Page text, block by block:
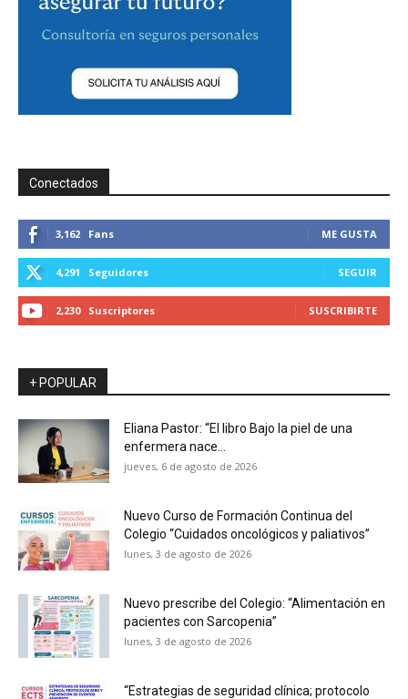
Conectados
3,162 Fans ME GUSTA
4,291 Seguidores SEGUIR
2,230 Suscriptores SUSCRIBIRTE
+ POPULAR
Eliana Pastor: “El libro Bajo la piel de una
enfermera nace...
jueves, 6 de agosto de 2026
Nuevo Curso de Formación Continua del
Colegio “Cuidados oncológicos y paliativos”
lunes, 3 de agosto de 2026
Nuevo prescribe del Colegio: “Alimentación en
pacientes con Sarcopenia”
lunes, 3 de agosto de 2026
“Estrategias de seguridad clínica; protocolo